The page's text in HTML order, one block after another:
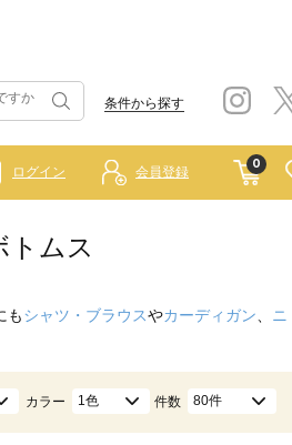
条件から探す
0
ログイン 会員登録
トムス
もシャツ・ブラウスやカーディガン
ニ
カラー 1色 件数 80件